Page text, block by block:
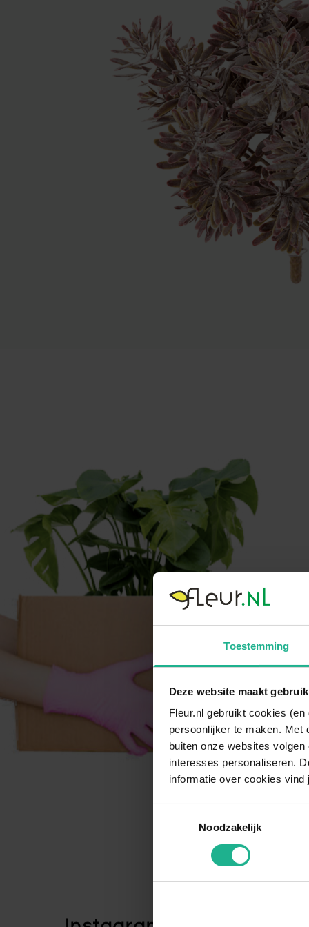
Toestemming
Deze website maakt
Fleur.nl gebruikt cookies
persoonlijker te maken. Met
buiten onze websites
interesses personaliseren.
informatie over cookies
Noodzakelijk